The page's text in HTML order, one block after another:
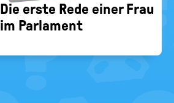
Die erste Rede einer Frau
im Par­la­ment